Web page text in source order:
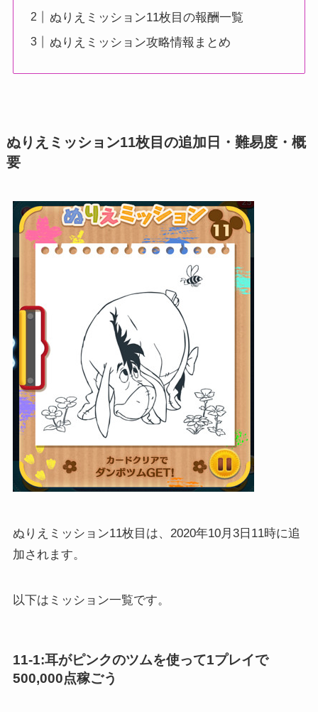
ぬりえミッション11枚目の報酬一覧
ぬりえミッション攻略情報まとめ
ぬりえミッション11枚目の追加日・難易度・概
要
ぬりえミッション11枚目は、2020年10月3日11時に追
加されます。
以下はミッション一覧です。
11-1:耳がピンクのツムを使って1プレイで
500,000点稼ごう